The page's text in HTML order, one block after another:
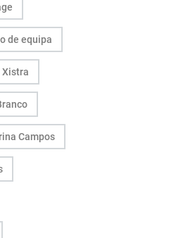
de equipa
Xistra
Campos